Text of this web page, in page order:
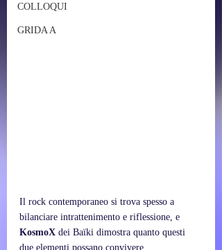
COLLOQUI
GRIDA A
Il rock contemporaneo si trova spesso a
bilanciare intrattenimento e riflessione, e
KosmoX dei Baïki dimostra quanto questi
due elementi possano convivere